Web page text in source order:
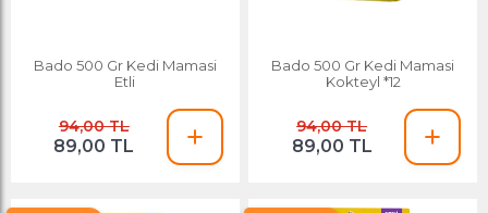
Bado 500 Gr Kedi Mamasi
Etli
94,00 TL
89,00 TL
Bado 500 Gr Kedi Mamasi
Kokteyl *12
94,00 TL
89,00 TL